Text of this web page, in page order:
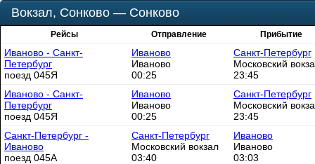
Вокзал, Сонково — Сонково
Рейсы Отправление Прибытие
Иваново - Санкт-
Петербург
поезд 045Я
Иваново
Иваново
00:25
Санкт-Петербург
Московский
23:45
Иваново - Санкт-
Петербург
поезд 045Я
Иваново
Иваново
00:25
Санкт-Петербург
Московский
23:45
Санкт-Петербург -
Иваново
поезд 045А
Санкт-Петербург
Московский вокзал
03:40
Иваново
Иваново
03:03